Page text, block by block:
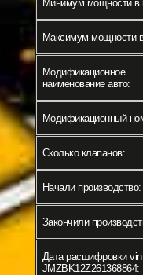
Минимум мощности в
Максимум мощности
Модификационное
наименование авто:
Модификационный
Сколько клапанов:
Начали производство:
Закончили
Дата расшифровки
JMZBK12Z261368864: